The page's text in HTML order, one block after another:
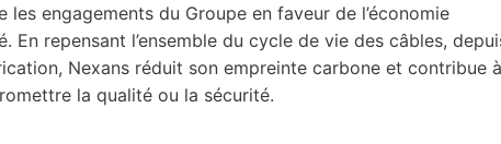
engagements du Groupe en faveur de l’économie
repensant l’ensemble du cycle de vie des câbles,
Nexans réduit son empreinte carbone et contribue à
la qualité ou la sécurité.